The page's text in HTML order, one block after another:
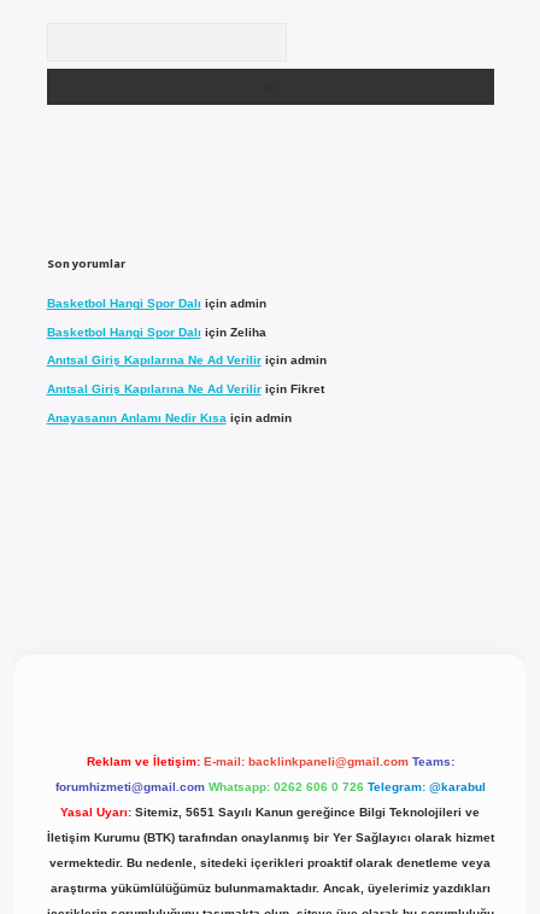
Son yorumlar
Basketbol Hangi Spor Dalı için admin
Basketbol Hangi Spor Dalı için Zeliha
Anıtsal Giriş Kapılarına Ne Ad Veriliriçin admin
Anıtsal Giriş Kapılarına Ne Ad Veriliriçin Fikret
Anayasanın Anlamı Nedir Kısa için admin
Reklam ve İletişim: E-mail: backlinkpaneli@gmail.com Teams:
forumhizmeti@gmail.com Whatsapp: 0262 606 0 726 Telegram: @karabul
Yasal Uyarı: Sitemiz, 5651 Sayılı Kanun gereğince Bilgi Teknolojileri ve
İletişim Kurumu (BTK) tarafından onaylanmış bir Yer Sağlayıcı olarak hizmet
vermektedir. Bu nedenle, sitedeki içerikleri proaktif olarak denetleme veya
araştırma yükümlülüğümüz bulunmamaktadır. Ancak, üyelerimiz yazdıkları